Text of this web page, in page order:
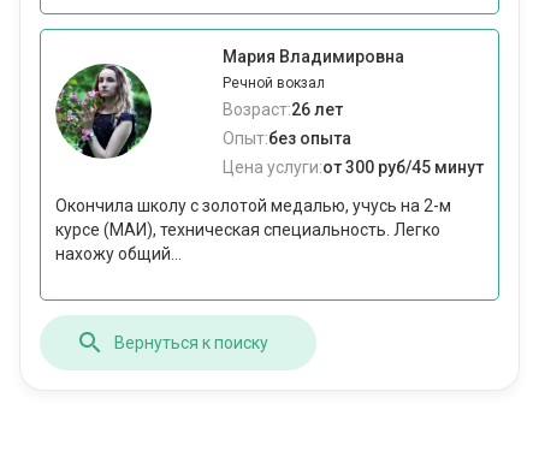
Мария Владимировна
Речной вокзал
Возраст:26 лет
Опыт:без опыта
Цена услуги:от 300 руб/45 минут
Окончила школу с золотой медалью, учусь на 2-м
курсе (МАИ), техническая специальность. Легко
нахожу общий...
Вернуться к поиску